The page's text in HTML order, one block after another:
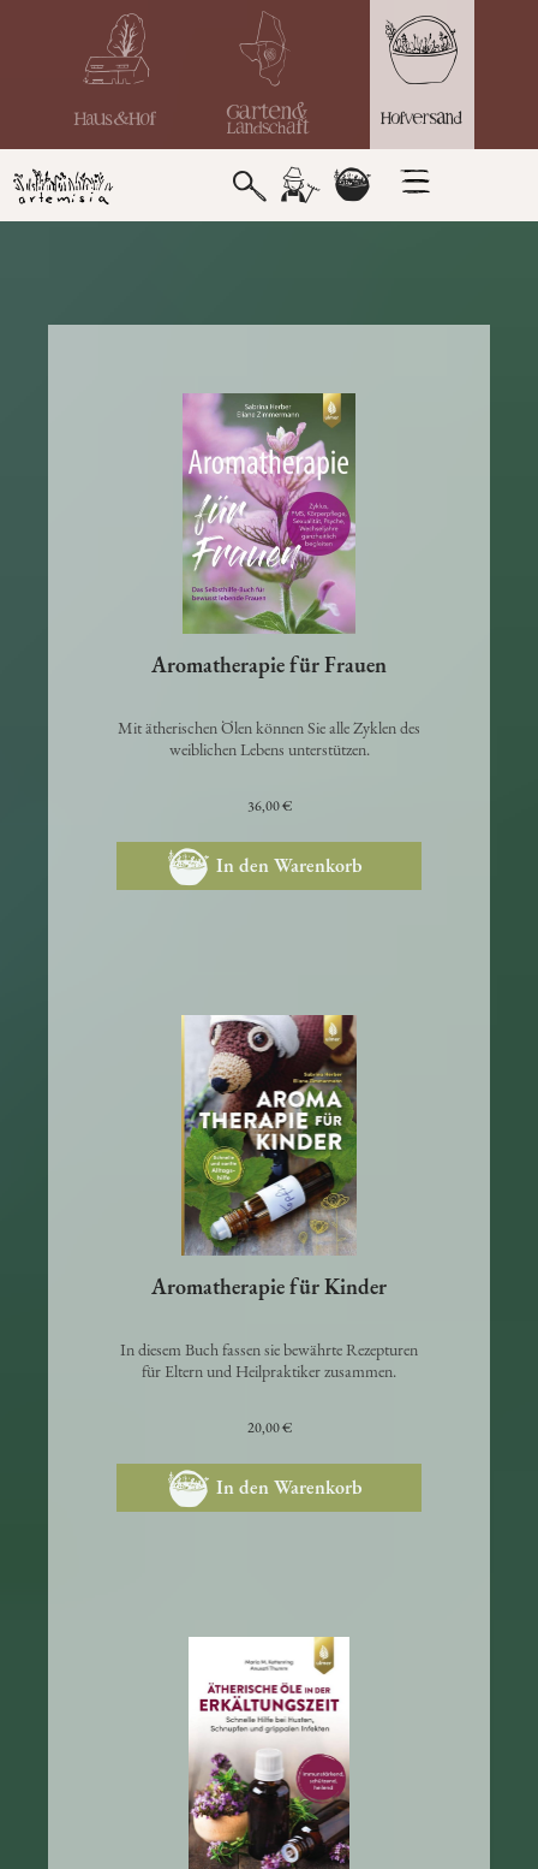
Aromatherapie für Frauen
Mit ätherischen Ölen können Sie alle Zyklen des
weiblichen Lebens unterstützen.
36,00 €
In den Warenkorb
Aromatherapie für Kinder
In diesem Buch fassen sie bewährte Rezepturen
für Eltern und Heilpraktiker zusammen.
20,00 €
In den Warenkorb